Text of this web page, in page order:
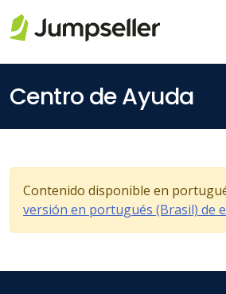
Centro de Ayuda
Contenido disponible en
versión en portugués (Brasil) de